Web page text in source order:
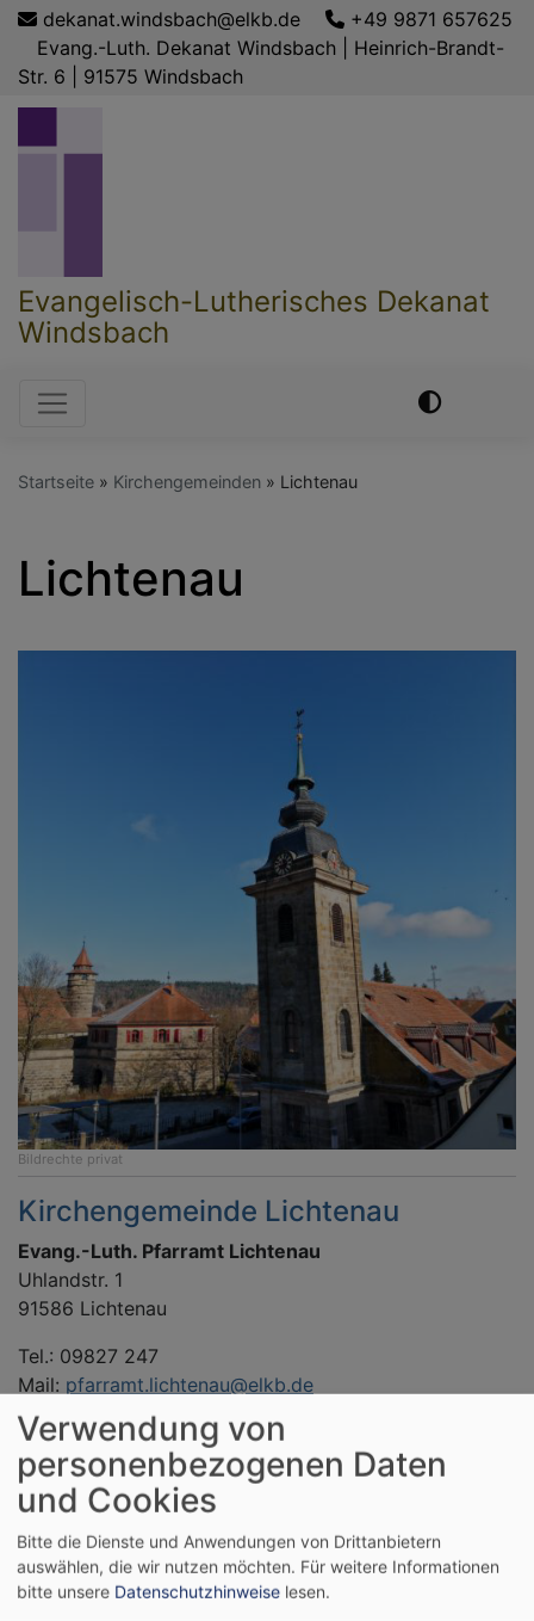
Direkt
Inhalt
dekanat.windsbach@elkb.de
+49 9871 657625
Evang.-Luth. Dekanat Windsbach | Heinrich-Brandt-
Str. 6 | 91575 Windsbach
Evangelisch-Lutherisches Dekanat
Windsbach
Hauptnavigation
Startseite Kirchengemeinden Lichtenau
Lichtenau
Bildrechte privat
Kirchengemeinde Lichtenau
Evang.-Luth. Pfarramt Lichtenau
Uhlandstr. 1
91586 Lichtenau
Tel.: 09827 247
Mail: pfarramt.lichtenau@elkb.de
www.evkili.de
Bürozeit: Montag bis Mittwoch von 10 bis 13 Uhr
Vertretung für Pfarrer Claus Ebeling in
dringenden Fällen
Verwendung von
personenbezogenen Daten
und Cookies
Bitte die Dienste und Anwendungen von Drittanbietern
auswählen, die wir nutzen möchten. Für weitere Informationen
bitte unsere Datenschutzhinweise lesen.